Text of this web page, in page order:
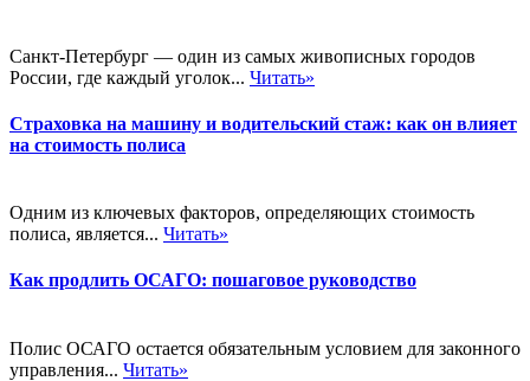
Санкт-Петербург — один из самых живописных городов
России, где каждый уголок... Читать»
Страховка на машину и водительский стаж: как он влияет
на стоимость полиса
Одним из ключевых факторов, определяющих стоимость
полиса, является... Читать»
Как продлить ОСАГО: пошаговое руководство
Полис ОСАГО остается обязательным условием для законного
управления... Читать»